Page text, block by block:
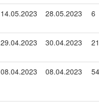
14.05.2023 28.05.2023 6
29.04.2023 30.04.2023 21
08.04.2023 08.04.2023 54